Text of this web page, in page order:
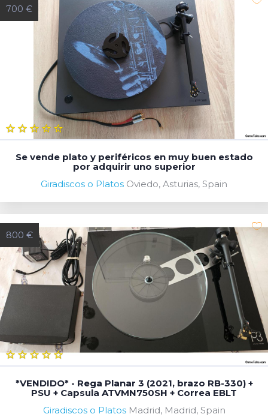
700 €
Se vende plato y periféricos en muy buen estado
por adquirir uno superior
Giradiscos o Platos Oviedo, Asturias, Spain
800 €
*VENDIDO* - Rega Planar 3 (2021, brazo RB-330) +
PSU + Capsula ATVMN750SH + Correa EBLT
Giradiscos o Platos Madrid, Madrid, Spain